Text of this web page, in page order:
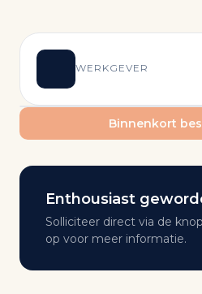
WERKGEVER
Binnenkort
Enthousiast
Solliciteer direct via de
op voor meer informatie.